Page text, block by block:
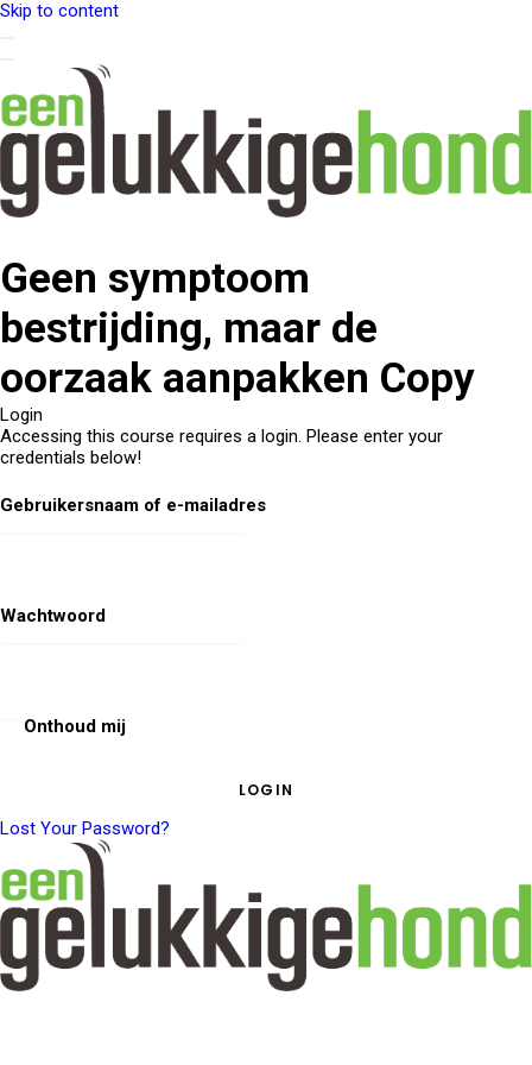
Skip to content
Geen symptoom
bestrijding, maar de
oorzaak aanpakken Copy
Login
Accessing this course requires a login. Please enter your
credentials below!
Gebruikersnaam of e-mailadres
Wachtwoord
Onthoud mij
Lost Your Password?